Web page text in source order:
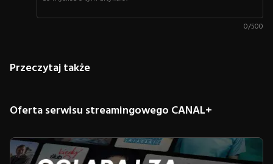
0/500
Przeczytaj także
Oferta serwisu streamingowego CANAL+